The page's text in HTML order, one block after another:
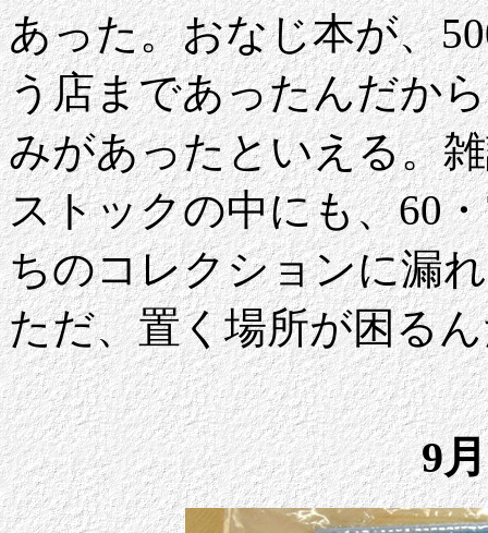
あった。おなじ本が、
う店まであったんだか
みがあったといえる。
ストックの中にも、60
ちのコレクションに漏
ただ、置く場所が困る
9